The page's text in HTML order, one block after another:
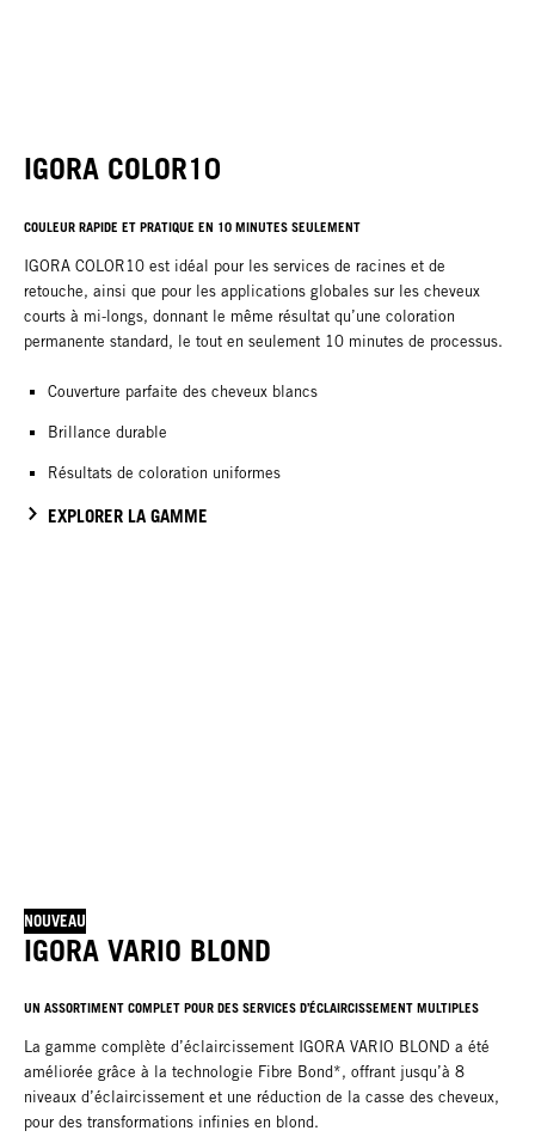
IGORA COLOR10
COULEUR RAPIDE ET PRATIQUE EN 10 MINUTES SEULEMENT
IGORA COLOR10 est idéal pour les services de racines et de
retouche, ainsi que pour les applications globales sur les cheveux
courts à mi-longs, donnant le même résultat qu’une coloration
permanente standard, le tout en seulement 10 minutes de processus.
Couverture parfaite des cheveux blancs
Brillance durable
Résultats de coloration uniformes
EXPLORER LA GAMME
NOUVEAU
IGORA VARIO BLOND
UN ASSORTIMENT COMPLET POUR DES SERVICES D’ÉCLAIRCISSEMENT MULTIPLES
La gamme complète d’éclaircissement IGORA VARIO BLOND a été
améliorée grâce à la technologie Fibre Bond*, offrant jusqu’à 8
niveaux d’éclaircissement et une réduction de la casse des cheveux,
pour des transformations infinies en blond.